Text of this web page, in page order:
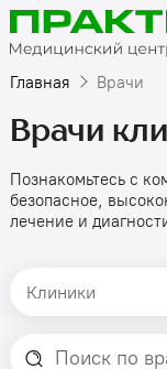
Главная Врачи
Врачи
Познакомьтесь с
безопасное,
лечение и
Клиники